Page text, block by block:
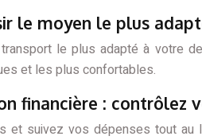
le moyen le plus
le plus adapté à votre
et les plus confortables.
financière : contrôlez
et suivez vos dépenses tout